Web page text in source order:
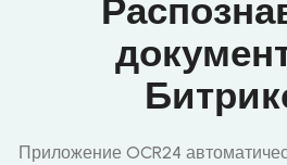
Приложение OCR24